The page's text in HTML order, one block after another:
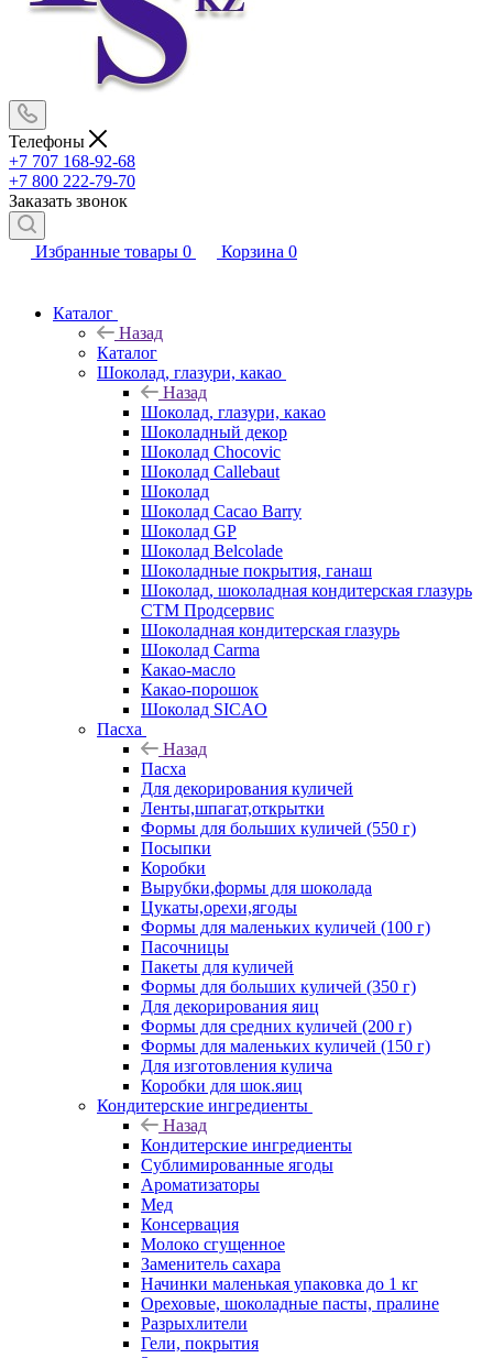
Телефоны
+7 707 168-92-68
+7 800 222-79-70
Заказать звонок
Избранные товары 0 Корзина 0
Каталог
Назад
Каталог
Шоколад, глазури, какао
Назад
Шоколад, глазури, какао
Шоколадный декор
Шоколад Chocovic
Шоколад Callebaut
Шоколад
Шоколад Cacao Barry
Шоколад GP
Шоколад Belcolade
Шоколадные покрытия, ганаш
Шоколад, шоколадная кондитерская глазурь
СТМ Продсервис
Шоколадная кондитерская глазурь
Шоколад Carma
Какао-масло
Какао-порошок
Шоколад SICAO
Пасха
Назад
Пасха
Для декорирования куличей
Ленты,шпагат,открытки
Формы для больших куличей (550 г)
Посыпки
Коробки
Вырубки,формы для шоколада
Цукаты,орехи,ягоды
Формы для маленьких куличей (100 г)
Пасочницы
Пакеты для куличей
Формы для больших куличей (350 г)
Для декорирования яиц
Формы для средних куличей (200 г)
Формы для маленьких куличей (150 г)
Для изготовления кулича
Коробки для шок.яиц
Кондитерские ингредиенты
Назад
Кондитерские ингредиенты
Сублимированные ягоды
Ароматизаторы
Мед
Консервация
Молоко сгущенное
Заменитель сахара
Начинки маленькая упаковка до 1 кг
Ореховые, шоколадные пасты, пралине
Разрыхлители
Гели, покрытия